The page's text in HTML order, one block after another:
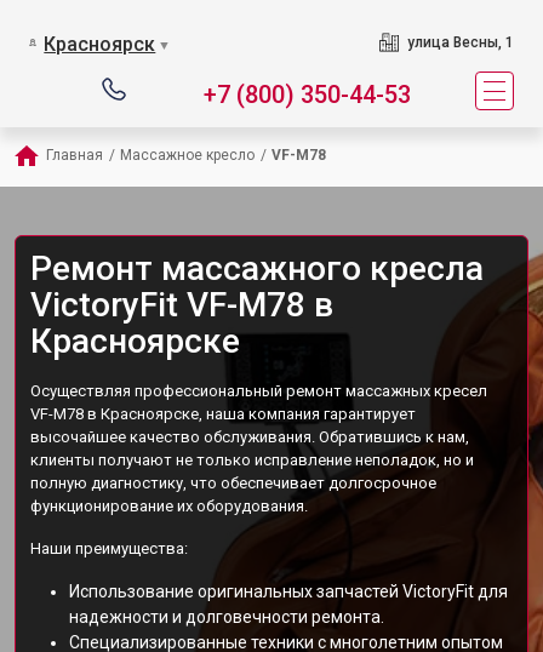
Красноярск ▼ улица Весны, 1
+7 (800) 350-44-53
Главная / Массажное кресло / VF-M78
Ремонт массажного кресла
VictoryFit VF-M78 в
Красноярске
Осуществляя профессиональный ремонт массажных кресел
VF-M78 в Красноярске, наша компания гарантирует
высочайшее качество обслуживания. Обратившись к нам,
клиенты получают не только исправление неполадок, но и
полную диагностику, что обеспечивает долгосрочное
функционирование их оборудования.
Наши преимущества:
Использование оригинальных запчастей VictoryFit для
надежности и долговечности ремонта.
Специализированные техники с многолетним опытом